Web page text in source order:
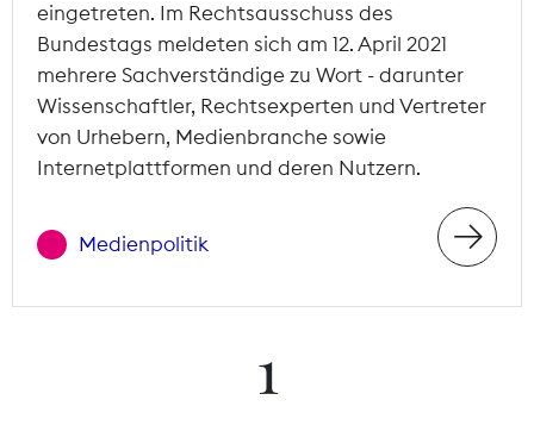
eingetreten. Im Rechtsausschuss des
Bundestags meldeten sich am 12. April 2021
mehrere Sachverständige zu Wort - darunter
Wissenschaftler, Rechtsexperten und Vertreter
von Urhebern, Medienbranche sowie
Internetplattformen und deren Nutzern.
Medienpolitik
1